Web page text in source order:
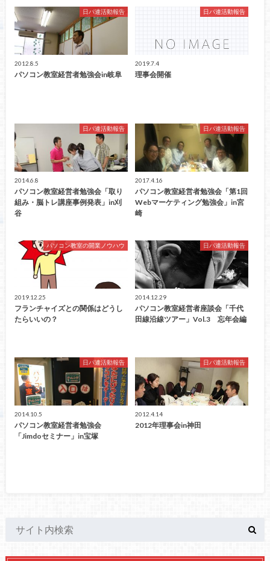
日パ連活動報告
2012.8.5
パソコン教室経営者勉強会in岐阜
日パ連活動報告
2019.7.4
理事会開催
日パ連活動報告
2014.6.8
パソコン教室経営者勉強会「取り
組み・脳トレ講座事例発表」in刈
谷
日パ連活動報告
2017.4.16
パソコン教室経営者勉強会「第1回
Webマーケティング勉強会」in宮
崎
パソコン教室の開業ノウハウ
2019.12.25
フランチャイズとの関係はどうし
たらいいの？
日パ連活動報告
2014.12.29
パソコン教室経営者座談会「千代
田線沿線ツアー」Vol.3 忘年会編
日パ連活動報告
2014.10.5
パソコン教室経営者勉強会
「Jimdoセミナー」in宝塚
日パ連活動報告
2012.4.14
2012年理事会in神田